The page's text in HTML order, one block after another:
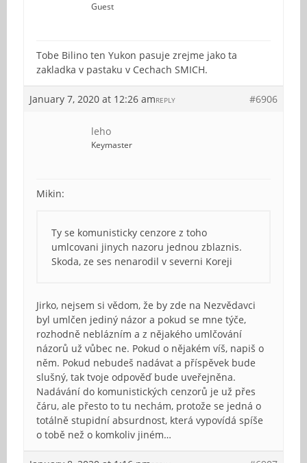
Guest
Tobe Bilino ten Yukon pasuje zrejme jako ta
zakladka v pastaku v Cechach SMICH.
January 7, 2020 at 12:26 am #6906
REPLY
leho
Keymaster
Mikin:
Ty se komunisticky cenzore z toho
umlcovani jinych nazoru jednou zblaznis.
Skoda, ze ses nenarodil v severni Koreji
Jirko, nejsem si vědom, že by zde na Nezvědavci
byl umlčen jediný názor a pokud se mne týče,
rozhodně neblázním a z nějakého umlčování
názorů už vůbec ne. Pokud o nějakém víš, napiš o
něm. Pokud nebudeš nadávat a příspěvek bude
slušný, tak tvoje odpověď bude uveřejněna.
Nadávání do komunistických cenzorů je už přes
čáru, ale přesto to tu nechám, protože se jedná o
totálně stupidní absurdnost, která vypovídá spíše
o tobě než o komkoliv jiném…